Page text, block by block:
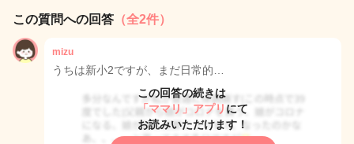
この質問への回答 （全2件）
mizu
うちは新小2ですが、まだ日常的…
この回答の続きは
「ママリ」アプリ にて
お読みいただけます！